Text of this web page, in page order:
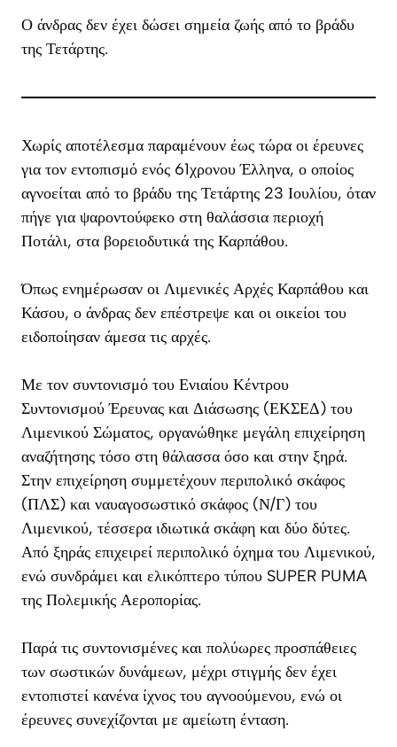
Ο άνδρας δεν έχει δώσει σημεία ζωής από το βράδυ
της Τετάρτης.
Χωρίς αποτέλεσμα παραμένουν έως τώρα οι έρευνες
για τον εντοπισμό ενός 61χρονου Έλληνα, ο οποίος
αγνοείται από το βράδυ της Τετάρτης 23 Ιουλίου, όταν
πήγε για ψαροντούφεκο στη θαλάσσια περιοχή
Ποτάλι, στα βορειοδυτικά της Καρπάθου.
Όπως ενημέρωσαν οι Λιμενικές Αρχές Καρπάθου και
Κάσου, ο άνδρας δεν επέστρεψε και οι οικείοι του
ειδοποίησαν άμεσα τις αρχές.
Με τον συντονισμό του Ενιαίου Κέντρου
Συντονισμού Έρευνας και Διάσωσης (ΕΚΣΕΔ) του
Λιμενικού Σώματος, οργανώθηκε μεγάλη επιχείρηση
αναζήτησης τόσο στη θάλασσα όσο και στην ξηρά.
Στην επιχείρηση συμμετέχουν περιπολικό σκάφος
(ΠΛΣ) και ναυαγοσωστικό σκάφος (Ν/Γ) του
Λιμενικού, τέσσερα ιδιωτικά σκάφη και δύο δύτες.
Από ξηράς επιχειρεί περιπολικό όχημα του Λιμενικού,
ενώ συνδράμει και ελικόπτερο τύπου SUPER PUMA
της Πολεμικής Αεροπορίας.
Παρά τις συντονισμένες και πολύωρες προσπάθειες
των σωστικών δυνάμεων, μέχρι στιγμής δεν έχει
εντοπιστεί κανένα ίχνος του αγνοούμενου, ενώ οι
έρευνες συνεχίζονται με αμείωτη ένταση.